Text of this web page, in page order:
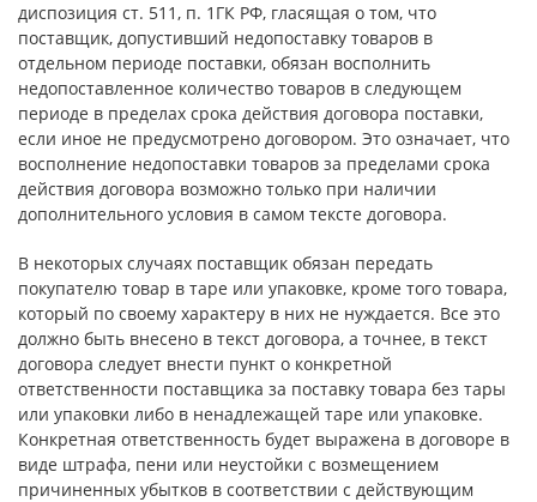
диспозиция ст. 511, п. 1ГК РФ, гласящая о том, что
поставщик, допустивший недопоставку товаров в
отдельном периоде поставки, обязан восполнить
недопоставленное количество товаров в следующем
периоде в пределах срока действия договора поставки,
если иное не предусмотрено договором. Это означает, что
восполнение недопоставки товаров за пределами срока
действия договора возможно только при наличии
дополнительного условия в самом тексте договора.
В некоторых случаях поставщик обязан передать
покупателю товар в таре или упаковке, кроме того товара,
который по своему характеру в них не нуждается. Все это
должно быть внесено в текст договора, а точнее, в текст
договора следует внести пункт о конкретной
ответственности поставщика за поставку товара без тары
или упаковки либо в ненадлежащей таре или упаковке.
Конкретная ответственность будет выражена в договоре в
виде штрафа, пени или неустойки с возмещением
причиненных убытков в соответствии с действующим